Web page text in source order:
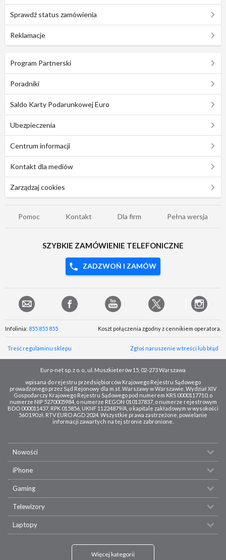
Sprawdź status zamówienia
Reklamacje
Program Partnerski
Poradniki
Saldo Karty Podarunkowej Euro
Ubezpieczenia
Centrum informacji
Kontakt dla mediów
Zarządzaj cookies
Pomoc Kontakt Dla firm Pełna wersja
SZYBKIE ZAMÓWIENIE TELEFONICZNE
ZADZWOŃ I ZAMÓW
Infolinia: 855 855 855 Koszt połączenia zgodny z cennikiem operatora.
Treść regulaminu sklepu Zgłoś naruszenie w treści lub błąd
Euro-net sp. z o. o., ul. Muszkieterów 15, 02-273 Warszawa
wpisana do rejestru przedsiębiorców Krajowego Rejestru Sądowego
prowadzonego przez Sąd Rejonowy dla m.st. Warszawy w Warszawie, Wydział XIV
Gospodarczy Krajowego Rejestru Sądowego pod numerem KRS 0000117710, o
numerze NIP 5270005984, o numerze REGON 010137837, o numerze rejestrowym
BDO 000011437, RPK 015856, UKNF 11224879/A, o kapitale zakładowym w wysokości
560 190 zł. RTV EURO AGD 2024. Wszystkie prawa zastrzeżone, powielanie
informacji zawartych na tej stronie zabronione.
Nowości
iPhone
Gaming
Telewizory
Laptopy
Więcej kategorii